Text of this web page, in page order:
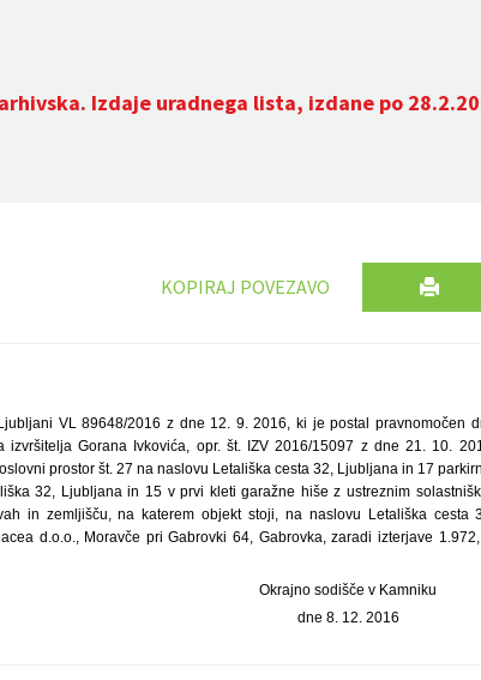
arhivska. Izdaje uradnega lista, izdane po
KOPIRAJ POVEZAVO
VL 89648/2016 z dne 12. 9. 2016, ki je postal pravnomočen
Gorana Ivkovića, opr. št. IZV 2016/15097 z dne 21. 10.
prostor št. 27 na naslovu Letališka cesta 32, Ljubljana in 17
32, Ljubljana in 15 v prvi kleti garažne hiše z ustreznim
in zemljišču, na katerem objekt stoji, na naslovu Letališka cesta
d.o.o., Moravče pri Gabrovki 64, Gabrovka, zaradi izterjave
Okrajno sodišče v Kamniku
dne 8. 12. 2016